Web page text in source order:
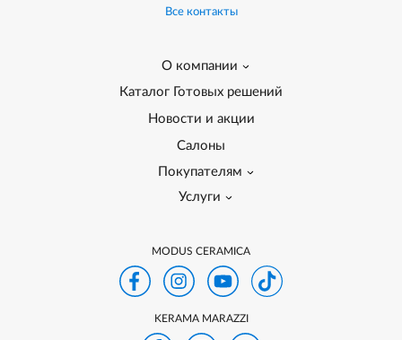
Все контакты
О компании
Каталог Готовых решений
Новости и акции
Салоны
Покупателям
Услуги
MODUS CERAMICA
KERAMA MARAZZI